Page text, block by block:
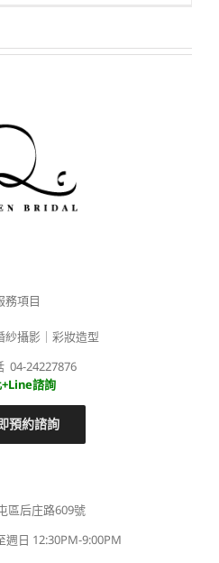
務項目
紗攝影｜彩妝造型
04-24227876
諮詢
預約諮詢
區后庄路609號
週日 12:30PM-9:00PM